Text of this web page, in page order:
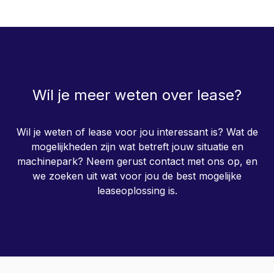
Wil je meer weten over lease?
Wil je weten of lease voor jou interessant is? Wat de
mogelijkheden zijn wat betreft jouw situatie en
machinepark? Neem gerust contact met ons op, en
we zoeken uit wat voor jou de best mogelijke
leaseoplossing is.